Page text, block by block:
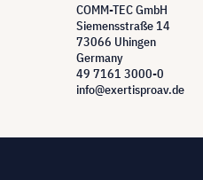
COMM-TEC GmbH
Siemensstraße 14
73066 Uhingen
Germany
49 7161 3000-0
info@exertisproav.de